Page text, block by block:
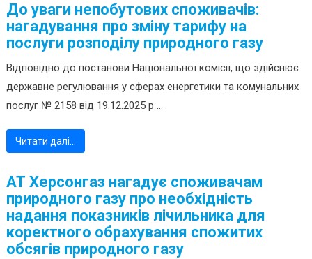
До уваги непобутових споживачів:
нагадування про зміну тарифу на
послуги розподілу природного газу
Відповідно до постанови Національної комісії, що здійснює
державне регулювання у сферах енергетики та комунальних
послуг № 2158 від 19.12.2025 р ...
Читати далі…
АТ Херсонгаз нагадує споживачам
природного газу про необхідність
надання показників лічильника для
коректного обрахування спожитих
обсягів природного газу